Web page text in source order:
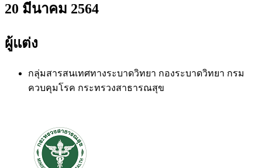
20 มีนาคม 2564
ผู้แต่ง
กลุ่มสารสนเทศทางระบาดวิทยา กองระบาดวิทยา กรม
ควบคุมโรค กระทรวงสาธารณสุข